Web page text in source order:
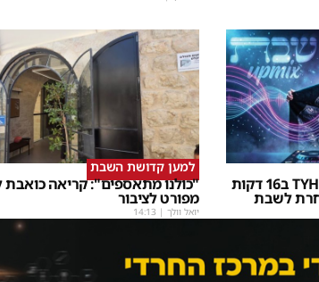
שבת Upmix" משולם זושא וTYH ב16 דקות
לשבת
למען קדושת השבת
"כולנו מתאספים": קריאה כואבת
מפורט לציבור
יואל וולך |
14:13